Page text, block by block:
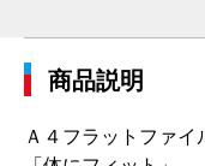
商品説明
Ａ４フラットファイ